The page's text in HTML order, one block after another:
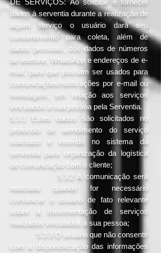
DE SERVIÇOS: Ao solicitar e fornecer
dados à serventia durante a realização de
algum serviço o usuário dará seu
consentimento para coleta, além de
dados pessoais, dos dados de números
de telefone, WhatsApp e endereços de e-
mail, para que possam ser usados para
comunicações/notificações por e-mail ou
mensagem, em relação aos serviços
vinculados a sua pessoa pela Serventia.
5.3.1 Estes dados são solicitados no
protocolo de atendimento do serviço
solicitado e inserido no sistema da
serventia para organização da logística
de comunicação com o cliente;
5.3.2 A comunicação será
realizada quando for necessário
comunicar o usuário de fato relevante
sobre a movimentação de serviços
realizados vinculados a sua pessoa;
5.3.3 O usuário que não consentir
com a disponibilização das informações